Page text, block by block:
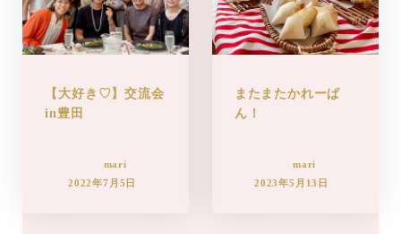
【大好き♡】交流会
in豊田
mari
2022年7月5日
またまたかれーぱ
ん！
mari
2023年5月13日